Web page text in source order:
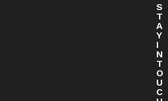
S
T
A
Y
I
N
T
O
U
C